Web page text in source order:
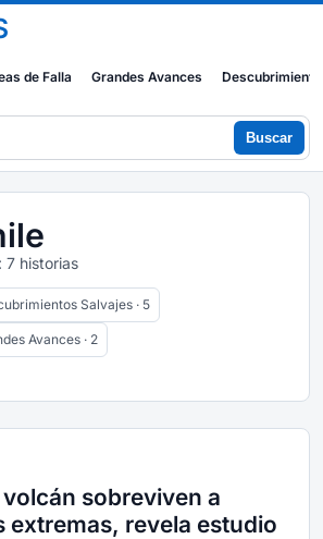
de Falla Grandes Avances
Buscar
7 historias
Salvajes · 5
Avances · 2
sobreviven a
extremas, revela estudio